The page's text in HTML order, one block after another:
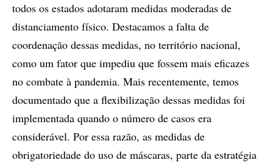
todos os estados adotaram medidas moderadas de
distanciamento físico. Destacamos a falta de
coordenação dessas medidas, no território nacional,
como um fator que impediu que fossem mais eficazes
no combate à pandemia. Mais recentemente, temos
documentado que a flexibilização dessas medidas foi
implementada quando o número de casos era
considerável. Por essa razão, as medidas de
obrigatoriedade do uso de máscaras, parte da estratégia